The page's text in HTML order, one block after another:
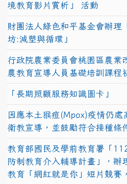
境教育影片賞析」 活動
財團法人綠色和平基金會辦理
坊:減塑與循環」
行政院農業委員會桃園區農業
農教育宣導人員基礎培訓課程
「長期照顧服務知識圖卡」
因應本土猴痘(Mpox)疫情仍處
衛教宣導，並鼓勵符合接種條
教育部國民及學前教育署「
防制教育介入輔導計畫」，辦
教育「網紅就是你」短片競賽